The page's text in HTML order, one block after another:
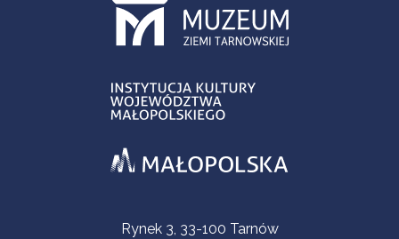
Contact InformationRynek 3, 33-100 Tarnów